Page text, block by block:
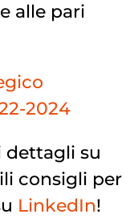
alle pari
2024
dettagli su
consigli per
LinkedIn!